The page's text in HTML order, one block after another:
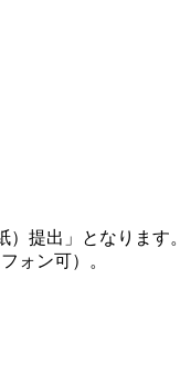
提出」となります。
ォン可）。